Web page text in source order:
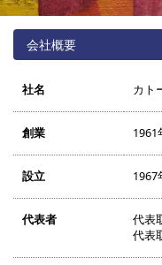
会社概要
社名 カト
創業 1961
設立 1967
代表者
代表
代表